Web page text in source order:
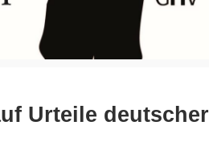
Urteile deutscher